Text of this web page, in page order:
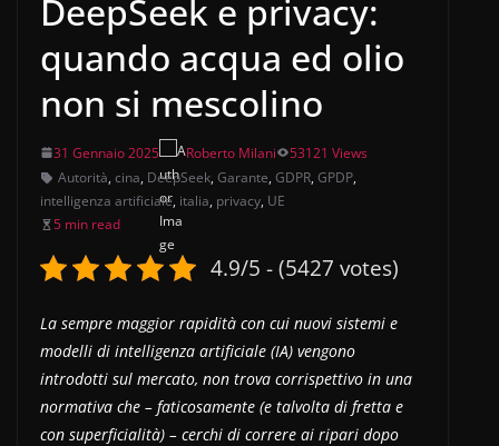
DeepSeek e privacy:
quando acqua ed olio
non si mescolino
31 Gennaio 2025 Roberto Milani
53121 Views
Autorità, cina, DeepSeek, Garante, GDPR, GPDP,
intelligenza artificiale, italia, privacy, UE
5 min read
4.9/5 - (5427 votes)
La sempre maggior rapidità con cui nuovi sistemi e
modelli di intelligenza artificiale (IA) vengono
introdotti sul mercato, non trova corrispettivo in una
normativa che – faticosamente (e talvolta di fretta e
con superficialità) – cerchi di correre ai ripari dopo